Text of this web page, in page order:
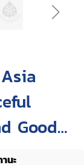
Good
20,
นะ